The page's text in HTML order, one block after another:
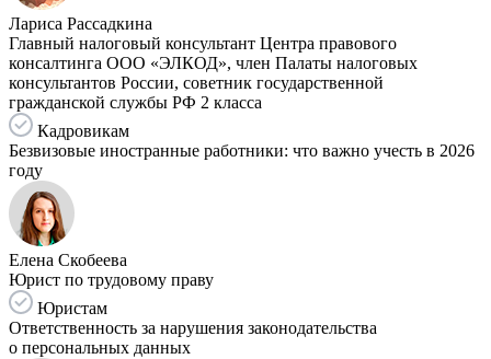
Лариса Рассадкина
Главный налоговый консультант Центра правового
консалтинга ООО «ЭЛКОД», член Палаты налоговых
консультантов России, советник государственной
гражданской службы РФ 2 класса
Кадровикам
Безвизовые иностранные работники: что важно учесть в 2026
году
Елена Скобеева
Юрист по трудовому праву
Юристам
Ответственность за нарушения законодательства
о персональных данных